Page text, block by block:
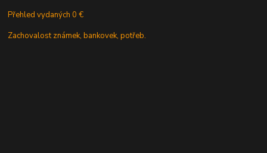
Přehled vydaných 0 €
Zachovalost známek, bankovek, potřeb.